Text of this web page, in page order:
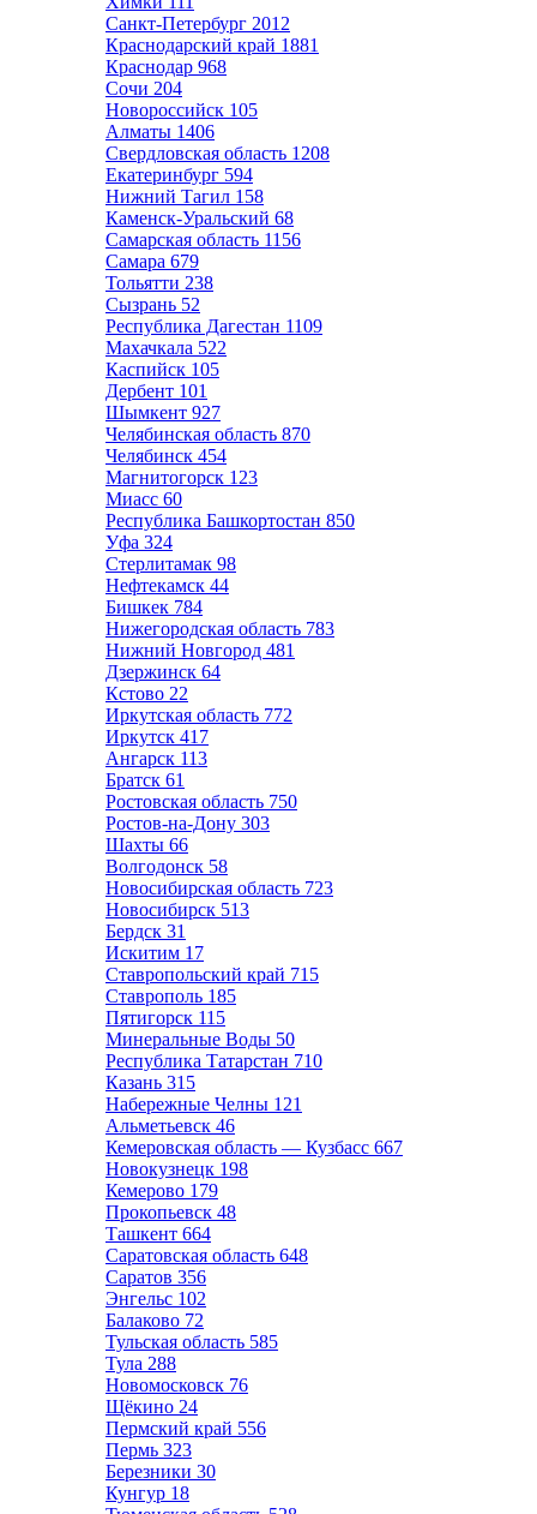
Санкт-Петербург 2012
Краснодарский край 1881
Краснодар 968
Сочи 204
Новороссийск 105
Алматы 1406
Свердловская область 1208
Екатеринбург 594
Нижний Тагил 158
Каменск-Уральский 68
Самарская область 1156
Самара 679
Тольятти 238
Сызрань 52
Республика Дагестан 1109
Махачкала 522
Каспийск 105
Дербент 101
Шымкент 927
Челябинская область 870
Челябинск 454
Магнитогорск 123
Миасс 60
Республика Башкортостан 850
Уфа 324
Стерлитамак 98
Нефтекамск 44
Бишкек 784
Нижегородская область 783
Нижний Новгород 481
Дзержинск 64
Кстово 22
Иркутская область 772
Иркутск 417
Ангарск 113
Братск 61
Ростовская область 750
Ростов-на-Дону 303
Шахты 66
Волгодонск 58
Новосибирская область 723
Новосибирск 513
Бердск 31
Искитим 17
Ставропольский край 715
Ставрополь 185
Пятигорск 115
Минеральные Воды 50
Республика Татарстан 710
Казань 315
Набережные Челны 121
Альметьевск 46
Кемеровская область — Кузбасс 667
Новокузнецк 198
Кемерово 179
Прокопьевск 48
Ташкент 664
Саратовская область 648
Саратов 356
Энгельс 102
Балаково 72
Тульская область 585
Тула 288
Новомосковск 76
Щёкино 24
Пермский край 556
Пермь 323
Березники 30
Кунгур 18